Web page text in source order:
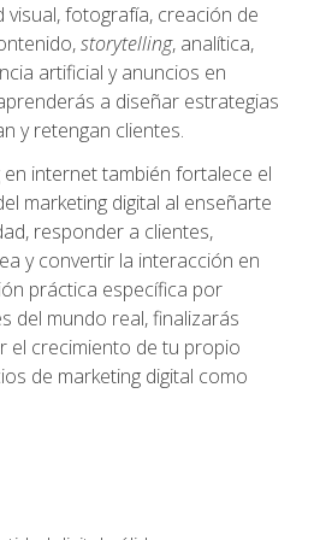
visual, fotografía, creación de
storytelling, analítica,
artificial y anuncios en
a diseñar estrategias
y retengan clientes.
internet también fortalece el
marketing digital al enseñarte
responder a clientes,
y convertir la interacción en
práctica específica por
del mundo real, finalizarás
el crecimiento de tu propio
de marketing digital como